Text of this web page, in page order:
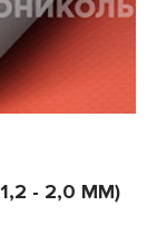
- 2,0 ММ)